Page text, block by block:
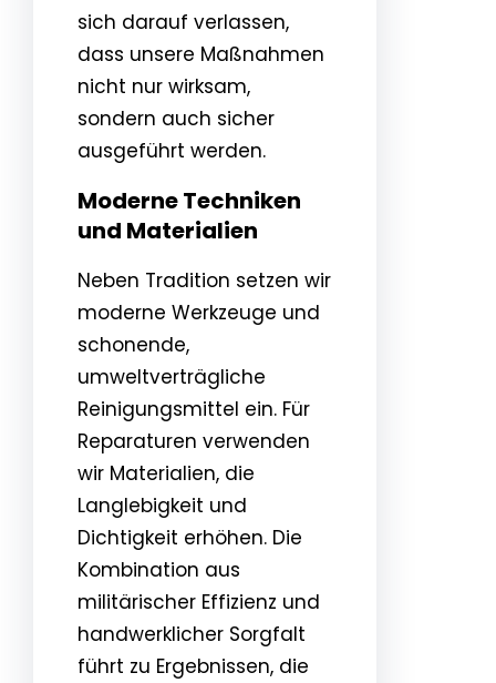
sich darauf verlassen,
dass unsere Maßnahmen
nicht nur wirksam,
sondern auch sicher
ausgeführt werden.
Moderne Techniken
und Materialien
Neben Tradition setzen wir
moderne Werkzeuge und
schonende,
umweltverträgliche
Reinigungsmittel ein. Für
Reparaturen verwenden
wir Materialien, die
Langlebigkeit und
Dichtigkeit erhöhen. Die
Kombination aus
militärischer Effizienz und
handwerklicher Sorgfalt
führt zu Ergebnissen, die